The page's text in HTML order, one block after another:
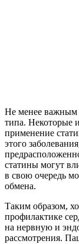
Не менее важным
типа. Некоторые
применение
этого
статины могут
в свою очередь
обмена.
Таким образом,
профилактике
на нервную и
рассмотрения.